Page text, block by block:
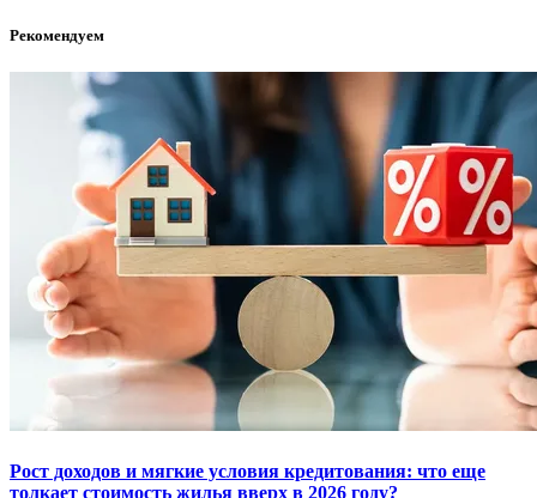
Рекомендуем
Рост доходов и мягкие условия кредитования: что еще
толкает стоимость жилья вверх в 2026 году?